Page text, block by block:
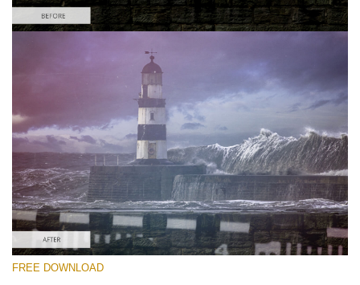
Por favor seleccione
Free Glitch Overlay #1
Glitch Effect
Descarga gratis
FREE DOWNLOAD